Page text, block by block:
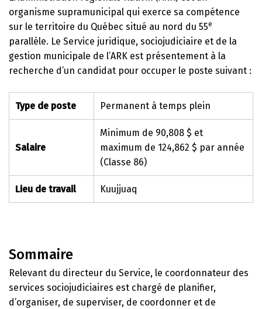
organisme supramunicipal qui exerce sa compétence
sur le territoire du Québec situé au nord du 55e
parallèle. Le Service juridique, sociojudiciaire et de la
gestion municipale de l’ARK est présentement à la
recherche d’un candidat pour occuper le poste suivant :
Type de poste Permanent à temps plein
Salaire
Minimum de 90,808 $ et
maximum de 124,862 $ par année
(Classe 86)
Lieu de travail Kuujjuaq
Sommaire
Relevant du directeur du Service, le coordonnateur des
services sociojudiciaires est chargé de planifier,
d’organiser, de superviser, de coordonner et de